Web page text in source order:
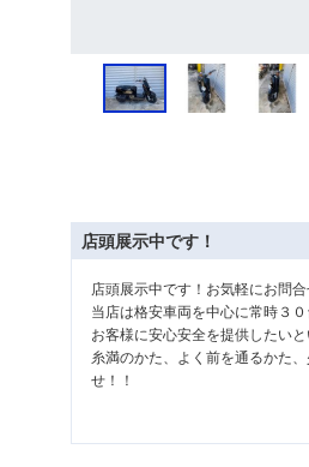
店頭展示中です！
店頭展示中です！お気軽にお問合
当店は格安車両を中心に常時３
お客様に安心安全を提供したい
糸満のかた、よく前を通るかた
せ！！